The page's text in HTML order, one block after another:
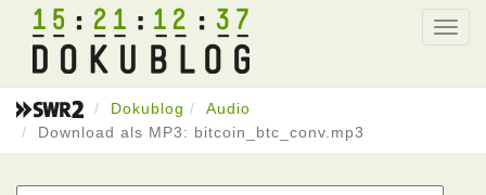
15 21 12 37
Dokublog
Audio
Download als MP3: bitcoin_btc_conv.mp3